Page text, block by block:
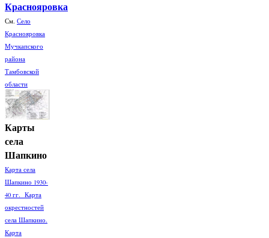
Краснояровка
См. Село
Краснояровка
Мучкапского
района
Тамбовской
области
Карты
села
Шапкино
Карта села
Шапкино 1930-
40 гг. Карта
окрестностей
села Шапкино.
Карта